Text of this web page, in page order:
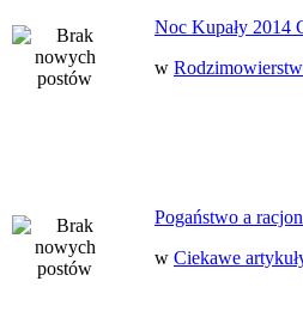
Noc Kupały 2014
w
Pogaństwo a
w Ciekawe